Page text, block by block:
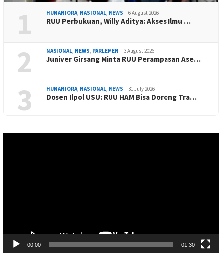
1 HUMANIORA NASIONAL NEWS 6 August 2026
RUU Perbukuan, Willy Aditya: Akses Ilmu …
2 NASIONAL NEWS PARLEMEN 3 August 2026
Juniver Girsang Minta RUU Perampasan Ase…
3 HUMANIORA NASIONAL NEWS 31 July 2026
Dosen Ilpol USU: RUU HAM Bisa Dorong Tra…
00:00 01:30